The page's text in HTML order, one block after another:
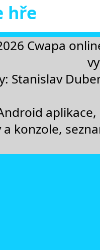
hře
Cwapa
Stanislav
aplikace,
a konzole,